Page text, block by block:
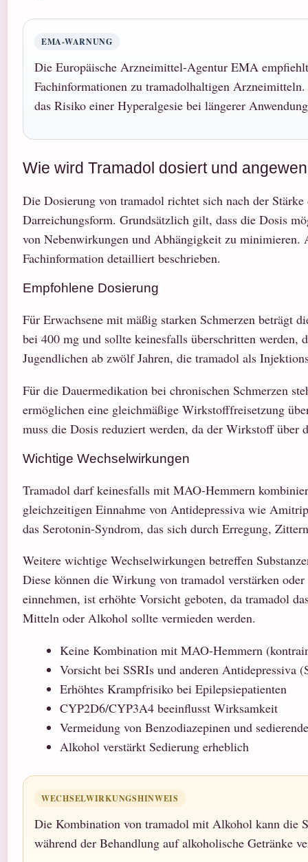
EMA-WARNUNG
Die Europäische Arzneimittel-Agentur EMA
Fachinformationen zu tramadolhaltigen
das Risiko einer Hyperalgesie bei längerer
Wie wird Tramadol dosiert und
Die Dosierung von tramadol richtet sich nach der
Darreichungsform. Grundsätzlich gilt, dass die Dosis
von Nebenwirkungen und Abhängigkeit zu minimieren.
Fachinformation detailliert beschrieben.
Empfohlene Dosierung
Für Erwachsene mit mäßig starken Schmerzen beträgt
bei 400 mg und sollte keinesfalls überschritten
Jugendlichen ab zwölf Jahren, die tramadol als
Für die Dauermedikation bei chronischen Schmerzen
ermöglichen eine gleichmäßige Wirkstofffreisetzung
muss die Dosis reduziert werden, da der Wirkstoff über
Wichtige Wechselwirkungen
Tramadol darf keinesfalls mit MAO-Hemmern
gleichzeitigen Einnahme von Antidepressiva wie
das Serotonin-Syndrom, das sich durch Erregung,
Weitere wichtige Wechselwirkungen betreffen
Diese können die Wirkung von tramadol verstärken
einnehmen, ist erhöhte Vorsicht geboten, da tramadol
Mitteln oder Alkohol sollte vermieden werden.
Keine Kombination mit MAO-Hemmern
Vorsicht bei SSRIs und anderen Antidepressiva
Erhöhtes Krampfrisiko bei Epilepsiepatienten
CYP2D6/CYP3A4 beeinflusst Wirksamkeit
Vermeidung von Benzodiazepinen und
Alkohol verstärkt Sedierung erheblich
WECHSELWIRKUNGSHINWEIS
Die Kombination von tramadol mit Alkohol kann die
während der Behandlung auf alkoholische Getränke